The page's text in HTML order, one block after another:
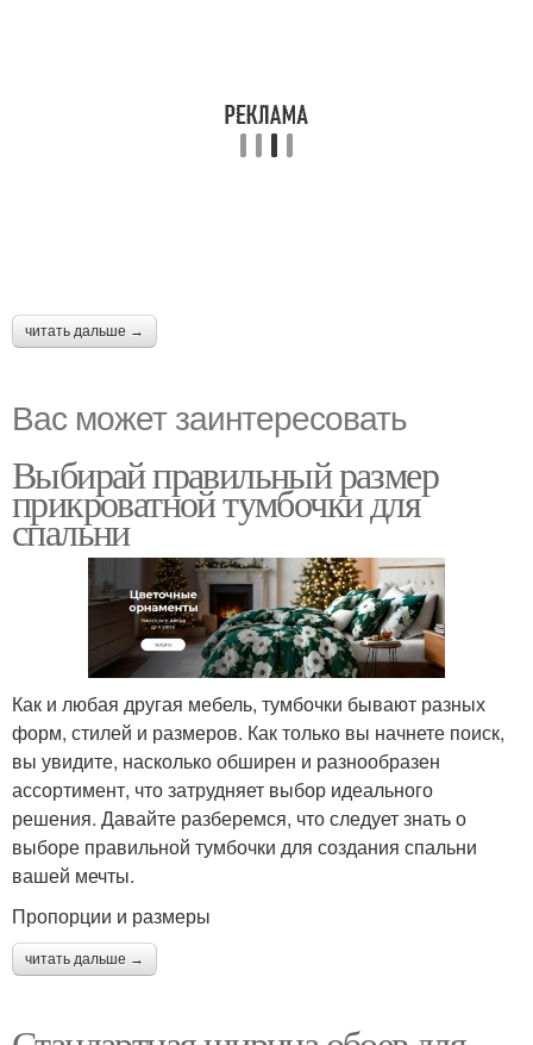
читать дальше →
Вас может заинтересовать
Выбирай правильный размер
прикроватной тумбочки для
спальни
Как и любая другая мебель, тумбочки бывают разных
форм, стилей и размеров. Как только вы начнете поиск,
вы увидите, насколько обширен и разнообразен
ассортимент, что затрудняет выбор идеального
решения. Давайте разберемся, что следует знать о
выборе правильной тумбочки для создания спальни
вашей мечты.
Пропорции и размеры
читать дальше →